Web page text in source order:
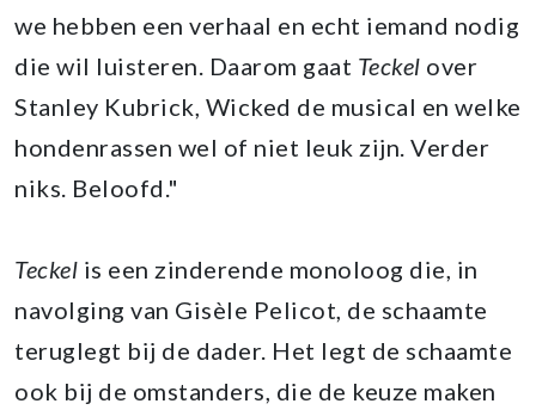
we hebben een verhaal en echt iemand nodig
die wil luisteren. Daarom gaat Teckel over
Stanley Kubrick, Wicked de musical en welke
hondenrassen wel of niet leuk zijn. Verder
niks. Beloofd."
Teckel is een zinderende monoloog die, in
navolging van Gisèle Pelicot, de schaamte
teruglegt bij de dader. Het legt de schaamte
ook bij de omstanders, die de keuze maken